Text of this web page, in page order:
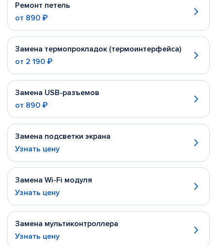
Ремонт петель
от 890 ₽
Замена термопрокладок (термоинтерфейса)
от 2 190 ₽
Замена USB-разъемов
от 890 ₽
Замена подсветки экрана
Узнать цену
Замена Wi-Fi модуля
Узнать цену
Замена мультиконтроллера
Узнать цену